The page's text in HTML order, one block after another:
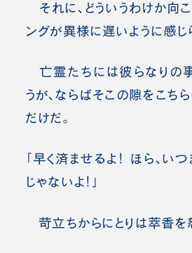
それに、どういうわけか向
ングが異様に遅いように感じ
亡霊たちには彼らなりの
うが、ならばそこの隙をこち
だけだ。
「早く済ませるよ！ ほら、い
じゃないよ！」
苛立ちからにとりは萃香を